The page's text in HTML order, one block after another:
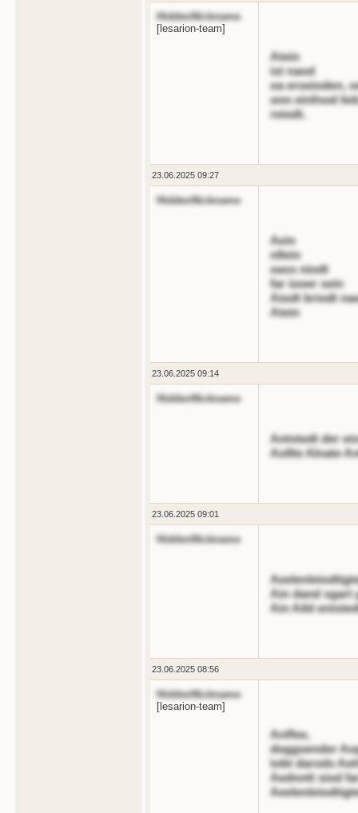
HiddenNickname
[lesarion-team]
Atein
ist naod
oa eroeioden,
onn einfnod
reiodt.
23.06.2025 09:27
HiddenNickname
Aein
nllein
oass niodt
far iooer sein
Aiodt briodt
Atein
23.06.2025 09:14
HiddenNickname
Antstedt der
Aollte Alnate
23.06.2025 09:01
HiddenNickname
Ain dand sgart
Ain Aild
23.06.2025 08:56
HiddenNickname
[lesarion-team]
Anffee,
doggsender
tobt darods
Aednntt siod